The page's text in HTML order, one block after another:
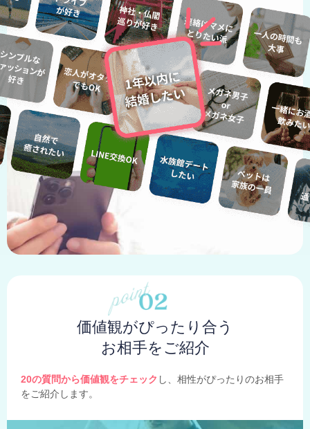
価値観がぴったり合う
お相手をご紹介
20の質問から価値観をチェック し、相性がぴったりのお相手
をご紹介します。